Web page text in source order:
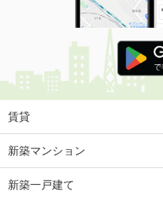
和歌山県和歌山市吉原
価 格
住 所
和
専有面積
和歌山県和歌山市松江東
賃貸
新築マンション
新築一戸建て